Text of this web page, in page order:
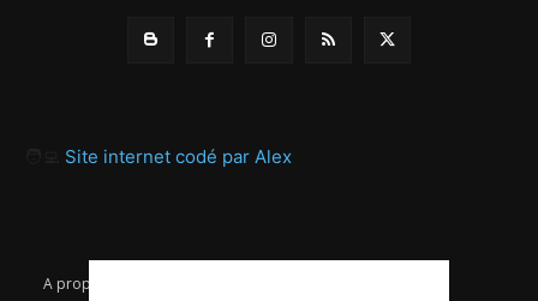
Site internet codé par Alex
A propos